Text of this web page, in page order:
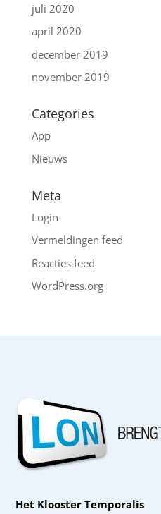
juli 2020
april 2020
december 2019
november 2019
Categories
App
Nieuws
Meta
Login
Vermeldingen feed
Reacties feed
WordPress.org
Het Klooster Temporalis